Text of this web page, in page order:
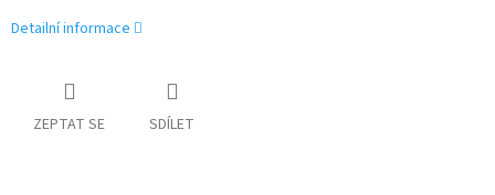
Detailní informace
ZEPTAT SE SDÍLET